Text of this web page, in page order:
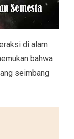
di alam
bahwa
seimbang